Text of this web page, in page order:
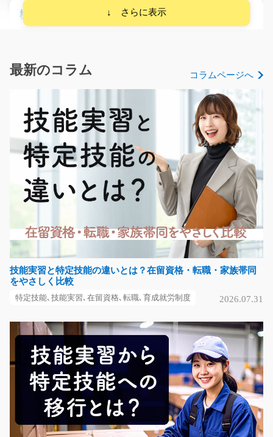
樹脂部品の仕上げ作業/y11_00972
＝＝＝＝＝＝＝…
長野県松本市
フォークリフトでの部品運搬/y01_00786
●あなたの経験活かせます●稼ぎたい方にオススメ●幅広
い年代の方が活躍中●…
長期（3ヶ月以上）
時給1350円
愛知県名古屋市熱田区
気になる
チルド倉庫での仕分けやピッキングのお仕事/y08_
00727
キレイな倉庫でのお仕事です★選べる時間で勤務可能☆
紙パックのコーヒー牛…
長期（3ヶ月以上）
時給1000円～1250円
最新のコラム コラムページへ
技能実習と特定技能の違いとは？在留資格・転職・家族帯同
をやさしく比較
特定技能､技能実習､在留資格､転職､育成就労制度 2026.07.31